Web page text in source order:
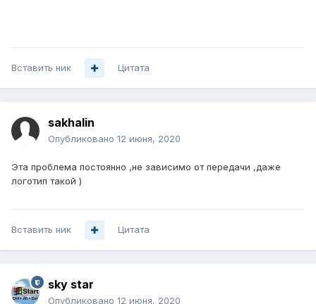
Вставить ник Цитата
sakhalin
Опубликовано 12 июня, 2020
Эта проблема постоянно ,не зависимо от передачи ,даже
логотип такой )
Вставить ник Цитата
sky star
Опубликовано 12 июня, 2020